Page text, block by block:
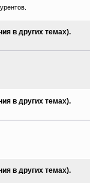
в других темах).
в других темах).
в других темах).